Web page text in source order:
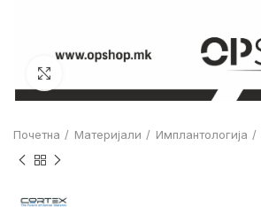
Почетна Материјали Имплантологија